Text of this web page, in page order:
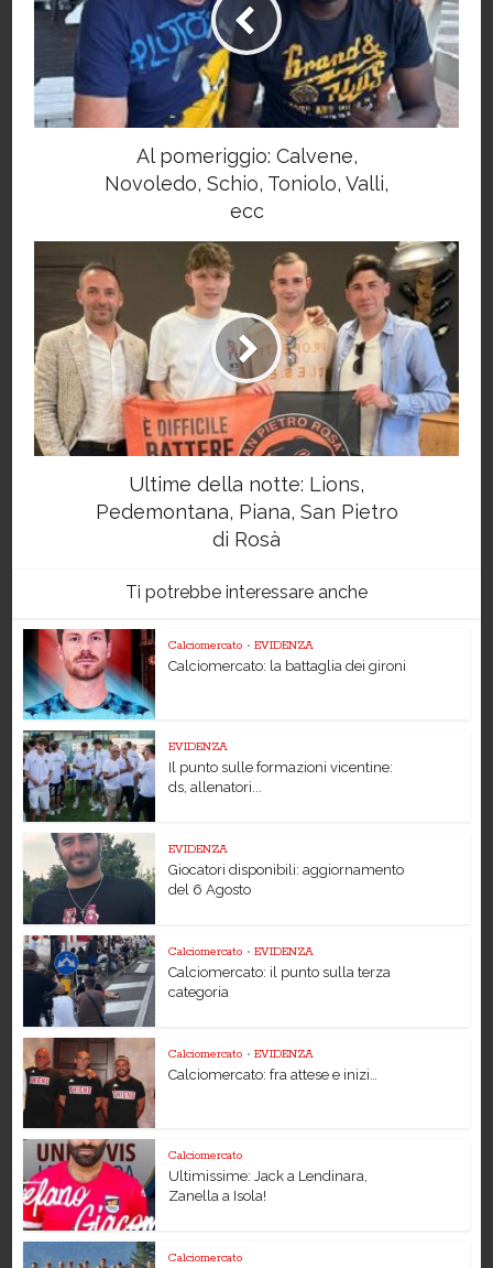
Al pomeriggio: Calvene,
Novoledo, Schio, Toniolo, Valli,
ecc
Ultime della notte: Lions,
Pedemontana, Piana, San Pietro
di Rosà
Ti potrebbe interessare anche
Calciomercato • EVIDENZA
Calciomercato: la battaglia dei gironi
EVIDENZA
Il punto sulle formazioni vicentine:
ds, allenatori...
EVIDENZA
Giocatori disponibili: aggiornamento
del 6 Agosto
Calciomercato • EVIDENZA
Calciomercato: il punto sulla terza
categoria
Calciomercato • EVIDENZA
Calciomercato: fra attese e inizi…
Calciomercato
Ultimissime: Jack a Lendinara,
Zanella a Isola!
Calciomercato